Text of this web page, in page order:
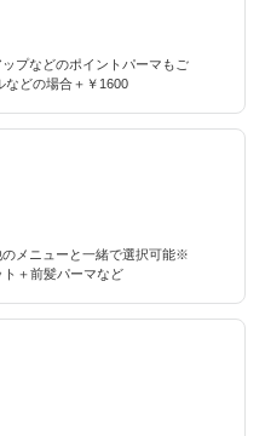
プなどのポイントパーマもご
どの場合＋￥1600
メニューと一緒で選択可能※
ト＋前髪パーマなど